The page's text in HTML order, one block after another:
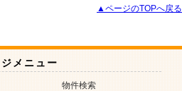
▲ページのTOPへ戻る
メニュー
物件検索